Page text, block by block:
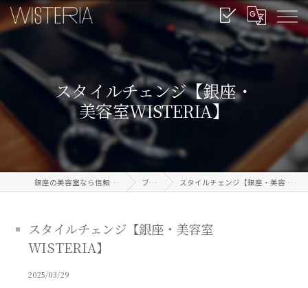
スタイルチェンジ【銀座・
美容室WISTERIA】
銀座の美容室なら信頼のWISTERIA ブログ スタイルチェンジ【銀座・美容室WISTERIA】
スタイルチェンジ【銀座・美容室
WISTERIA】
2025/03/29